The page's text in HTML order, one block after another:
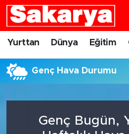
Yurttan Dünya Eğitim
Genç Hava Durumu
Genç Bugün,
Yurttan
Eskişehir Nöbetçi